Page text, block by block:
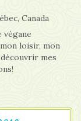
Canada
végane
loisir, mon
mes